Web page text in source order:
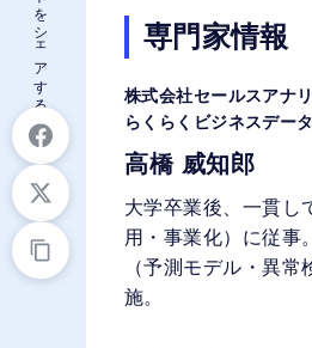
専門家情報
株式会社セールスアナ
らくらくビジネスデー
高橋 威知郎
大学卒業後、一貫し
用・事業化）に従事
（予測モデル・異
施。